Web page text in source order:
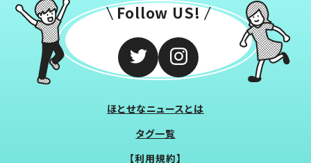
Follow US!
ほとせなニュースとは
タグ一覧
【利用規約】